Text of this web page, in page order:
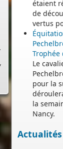
étaient
de
vertus
Trophée
Le
pour la
la
Nancy.
Actualités